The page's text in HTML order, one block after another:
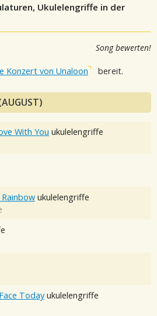
Ukulelengriffe in der
Song bewerten!
Konzert von Unaloon bereit.
With You ukulelengriffe
ukulelengriffe
Today ukulelengriffe